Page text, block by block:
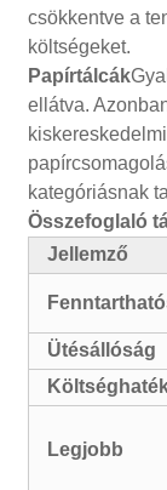
csökkentve a
költségeket.
Papírtálcák
ellátva.
kategóriásnak
Összefoglaló
Jellemző
Ütésállóság
Legjobb